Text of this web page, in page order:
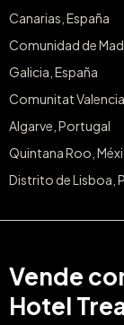
Canarias, España
Comunidad de
Galicia, España
Comunitat
Algarve, Portugal
Quintana Roo,
Distrito de Lisboa,
Vende
Hotel